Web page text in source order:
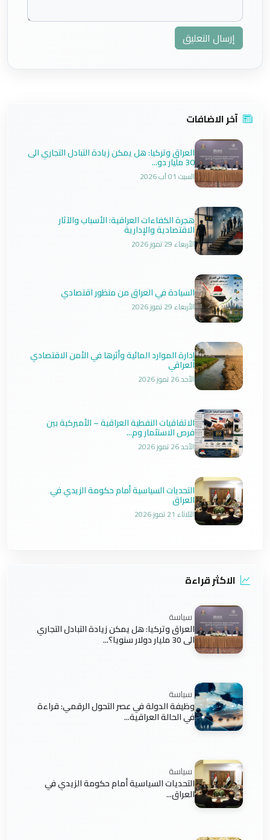
إرسال التعليق
آخر الاضافات
العراق وتركيا: هل يمكن زيادة التبادل التجاري الى
30 مليار دو...
السبت 01 آب 2026
هجرة الكفاءات العراقية: الأسباب والآثار
الاقتصادية والإدارية
الأربعاء 29 تموز 2026
السيادة في العراق من منظور اقتصادي
الأربعاء 29 تموز 2026
إدارة الموارد المائية وأثرها في الأمن الاقتصادي
العراقي
الأحد 26 تموز 2026
الاتفاقيات النفطية العراقية – الأميركية بين
فرص الاستثمار وم...
الأحد 26 تموز 2026
التحديات السياسية أمام حكومة الزيدي في
العراق
الثلاثاء 21 تموز 2026
الاكثر قراءة
سياسة
العراق وتركيا: هل يمكن زيادة التبادل التجاري
الى 30 مليار دولار سنويا؟...
سياسة
وظيفة الدولة في عصر التحول الرقمي: قراءة
في الحالة العراقية...
سياسة
التحديات السياسية أمام حكومة الزيدي في
العراق...